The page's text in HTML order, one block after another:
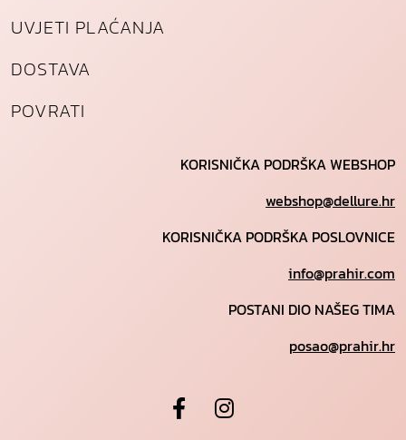
UVJETI PLAĆANJA
DOSTAVA
POVRATI
KORISNIČKA PODRŠKA WEBSHOP
webshop@dellure.hr
KORISNIČKA PODRŠKA POSLOVNICE
info@prahir.com
POSTANI DIO NAŠEG TIMA
posao@prahir.hr